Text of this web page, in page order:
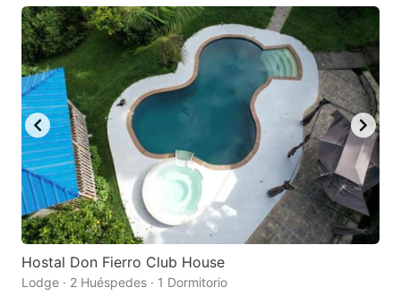
Hostal Don Fierro Club House
Lodge · 2 Huéspedes · 1 Dormitorio